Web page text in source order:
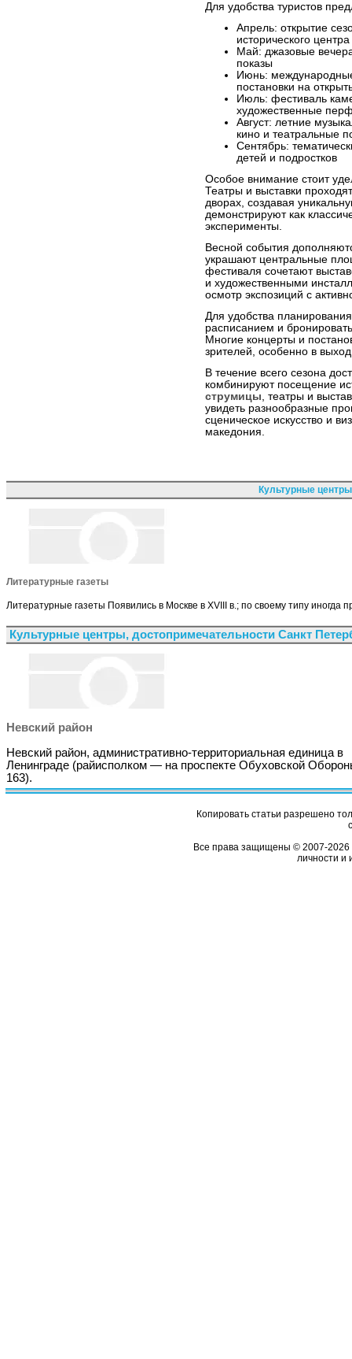
Для удобства туристов
Апрель: открытие
исторического центра
Май: джазовые
показы
Июнь:
постановки на
Июль: фестиваль
художественные
Август: летние
кино и театральные
Сентябрь:
детей и подростков
Особое внимание стоит
Театры и выставки
дворах, создавая
демонстрируют как
эксперименты.
Весной события
украшают центральные
фестиваля сочетают
и художественными
осмотр экспозиций с
Для удобства
расписанием и
Многие концерты и
зрителей, особенно в
В течение всего сезона
комбинируют посещение
струмицы, театры и
увидеть разнообразные
сценическое искусство и
македония.
Культурные
Литературные газеты
Литературные газеты Появились в Москве в XVIII в.; по своему типу иногда
Культурные центры, достопримечательности Санкт
Невский район
Невский район, административно-территориальная единица в
Ленинграде (райисполком — на проспекте Обуховской
163).
Копировать статьи разрешено
Все права защищены © 2007-2026
личности и